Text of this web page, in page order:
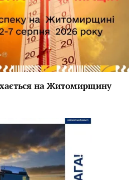
на Житомирщину